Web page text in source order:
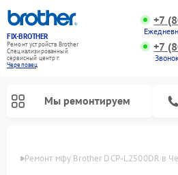
FIX-BROTHER
Ремонт устройств Brother
Специализированный
cервисный центр г.
Череповец
+7
+7
Мы ремонтируем
Ремонт мфу Brother DCP-L2500DR в